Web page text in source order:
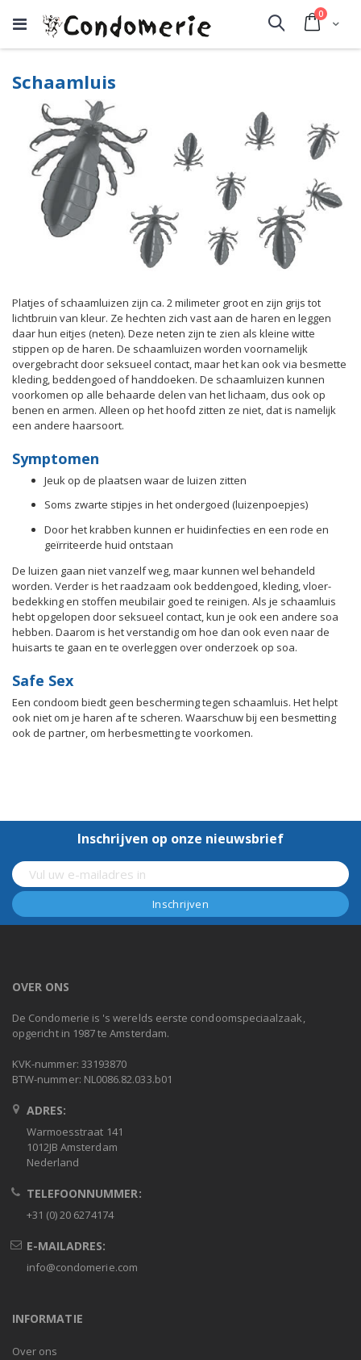
Cart
0
Search
Schaamluis
Platjes of schaamluizen zijn ca. 2 milimeter groot en zijn grijs tot
lichtbruin van kleur. Ze hechten zich vast aan de haren en leggen
daar hun eitjes (neten). Deze neten zijn te zien als kleine witte
stippen op de haren. De schaamluizen worden voornamelijk
overgebracht door seksueel contact, maar het kan ook via besmette
kleding, beddengoed of handdoeken. De schaamluizen kunnen
voorkomen op alle behaarde delen van het lichaam, dus ook op
benen en armen. Alleen op het hoofd zitten ze niet, dat is namelijk
een andere haarsoort.
Symptomen
Jeuk op de plaatsen waar de luizen zitten
Soms zwarte stipjes in het ondergoed (luizenpoepjes)
Door het krabben kunnen er huidinfecties en een rode en
geïrriteerde huid ontstaan
De luizen gaan niet vanzelf weg, maar kunnen wel behandeld
worden. Verder is het raadzaam ook beddengoed, kleding, vloer-
bedekking en stoffen meubilair goed te reinigen. Als je schaamluis
hebt opgelopen door seksueel contact, kun je ook een andere soa
hebben. Daarom is het verstandig om hoe dan ook even naar de
huisarts te gaan en te overleggen over onderzoek op soa.
Safe Sex
Een condoom biedt geen bescherming tegen schaamluis. Het helpt
ook niet om je haren af te scheren. Waarschuw bij een besmetting
ook de partner, om herbesmetting te voorkomen.
Inschrijven op onze nieuwsbrief
OVER ONS
De Condomerie is 's werelds eerste condoomspeciaalzaak,
opgericht in 1987 te Amsterdam.
KVK-nummer: 33193870
BTW-nummer: NL0086.82.033.b01
ADRES:
Warmoesstraat 141
1012JB Amsterdam
Nederland
TELEFOONNUMMER:
+31 (0) 20 6274174
E-MAILADRES:
info@condomerie.com
INFORMATIE
Over ons